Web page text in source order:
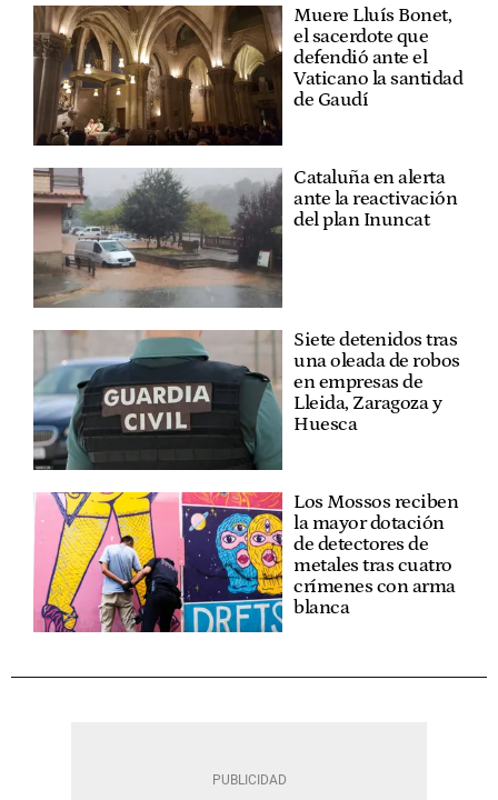
Muere Lluís Bonet,
el sacerdote que
defendió ante el
Vaticano la santidad
de Gaudí
Cataluña en alerta
ante la reactivación
del plan Inuncat
Siete detenidos tras
una oleada de robos
en empresas de
Lleida, Zaragoza y
Huesca
Los Mossos reciben
la mayor dotación
de detectores de
metales tras cuatro
crímenes con arma
blanca